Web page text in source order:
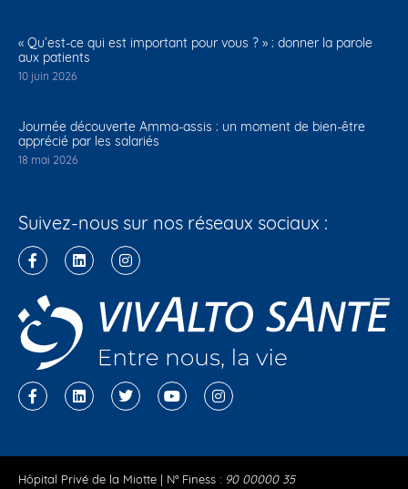
« Qu’est-ce qui est important pour vous ? » : donner la parole
aux patients
10 juin 2026
Journée découverte Amma-assis : un moment de bien-être
apprécié par les salariés
18 mai 2026
Suivez-nous sur nos réseaux sociaux :
Hôpital Privé de la Miotte | N° Finess : 90 00000 35